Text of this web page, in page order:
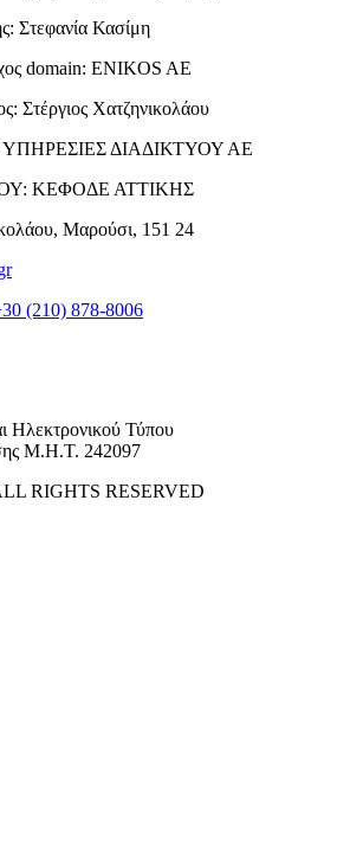
Στεφανία Κασίμη
domain: ENIKOS AE
Στέργιος Χατζηνικολάου
ΔΙΑΔΙΚΤΥΟΥ ΑΕ
ΚΕΦΟΔΕ ΑΤΤΙΚΗΣ
Μαρούσι, 151 24
(210) 878-8006
Ηλεκτρονικού Τύπου
Μ.Η.Τ. 242097
RIGHTS RESERVED